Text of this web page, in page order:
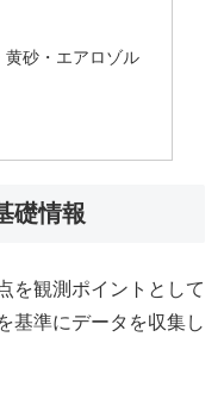
黄砂・エアロゾル
礎情報
を観測ポイントとして
基準にデータを収集し